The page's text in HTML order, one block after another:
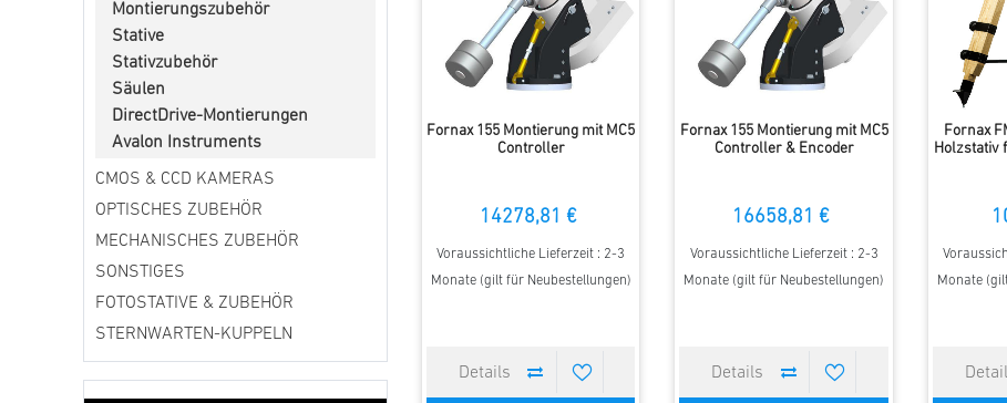
Montierungszubehör
Stative
Stativzubehör
Säulen
DirectDrive-Montierungen
Avalon Instruments
CMOS & CCD KAMERAS
OPTISCHES ZUBEHÖR
MECHANISCHES ZUBEHÖR
SONSTIGES
FOTOSTATIVE & ZUBEHÖR
STERNWARTEN-KUPPELN
Fornax 155 Montierung mit MC5
Controller
14278,81 €
Voraussichtliche Lieferzeit : 2-3
Monate (gilt für Neubestellungen)
Fornax 155 Montierung mit MC5
Controller & Encoder
16658,81 €
Voraussichtliche Lieferzeit : 2-3
Monate (gilt für Neubestellungen)
Fornax
Holzstativ
Monate